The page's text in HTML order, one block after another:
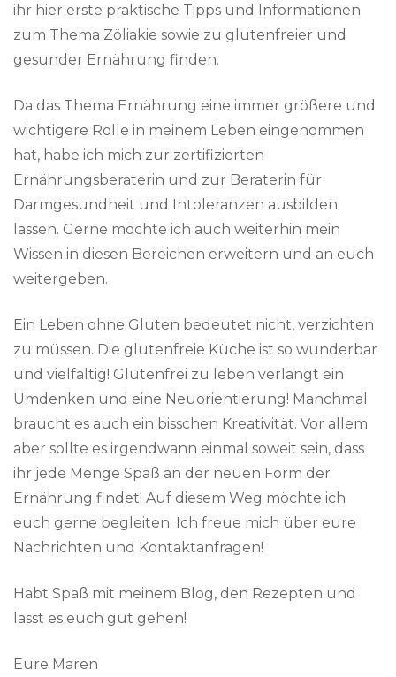
ihr hier erste praktische Tipps und Informationen
zum Thema Zöliakie sowie zu glutenfreier und
gesunder Ernährung finden.
Da das Thema Ernährung eine immer größere und
wichtigere Rolle in meinem Leben eingenommen
hat, habe ich mich zur zertifizierten
Ernährungsberaterin und zur Beraterin für
Darmgesundheit und Intoleranzen ausbilden
lassen. Gerne möchte ich auch weiterhin mein
Wissen in diesen Bereichen erweitern und an euch
weitergeben.
Ein Leben ohne Gluten bedeutet nicht, verzichten
zu müssen. Die glutenfreie Küche ist so wunderbar
und vielfältig! Glutenfrei zu leben verlangt ein
Umdenken und eine Neuorientierung! Manchmal
braucht es auch ein bisschen Kreativität. Vor allem
aber sollte es irgendwann einmal soweit sein, dass
ihr jede Menge Spaß an der neuen Form der
Ernährung findet! Auf diesem Weg möchte ich
euch gerne begleiten. Ich freue mich über eure
Nachrichten und Kontaktanfragen!
Habt Spaß mit meinem Blog, den Rezepten und
lasst es euch gut gehen!
Eure Maren